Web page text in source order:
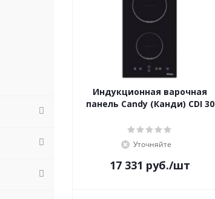
Индукционная варочная
панель Candy (Канди) CDI 30
Уточняйте
17 331 руб./шт